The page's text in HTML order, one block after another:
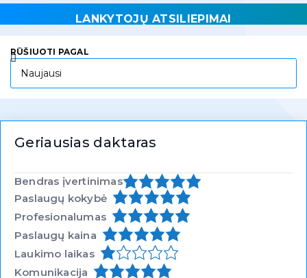
LANKYTOJŲ ATSILIEPIMAI
RŪŠIUOTI PAGAL
Geriausias daktaras
Bendras įvertinimas
Paslaugų kokybė
Profesionalumas
Paslaugų kaina
Laukimo laikas
Komunikacija